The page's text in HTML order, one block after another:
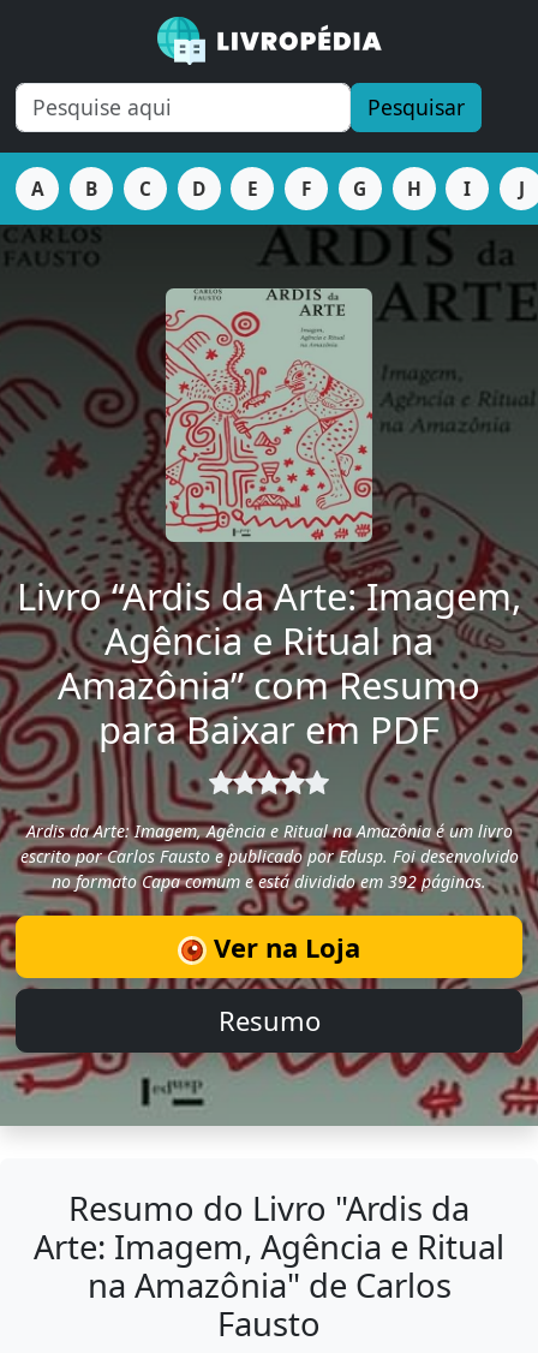
Pesquisar
A B C D E F G H I J
Livro “Ardis da Arte: Imagem,
Agência e Ritual na
Amazônia” com Resumo
para Baixar em PDF
Ardis da Arte: Imagem, Agência e Ritual na Amazônia é um livro
escrito por Carlos Fausto e publicado por Edusp. Foi desenvolvido
no formato Capa comum e está dividido em 392 páginas.
Ver na Loja
Resumo
Resumo do Livro "Ardis da
Arte: Imagem, Agência e Ritual
na Amazônia" de Carlos
Fausto